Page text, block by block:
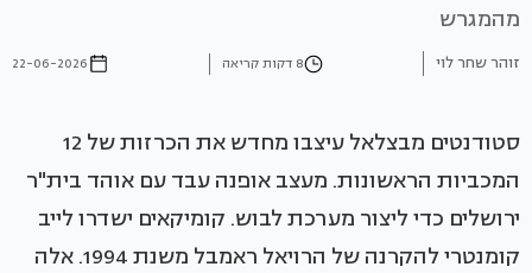
מהמגרש
זוהר שחר לוי 8 דקות קריאה 22-06-2026
סטודנטים מבצלאל עיצבו מחדש את הכרזות של 12
המכביות הראשונות. מעצב אופנה עבד עם אוהד בית"ר
ירושלים כדי ליצור מערכת לבוש. קומיקאים ישדרו לייב
קומנטרי להקרנה של הרויאל ראמבל משנת 1994. אלה